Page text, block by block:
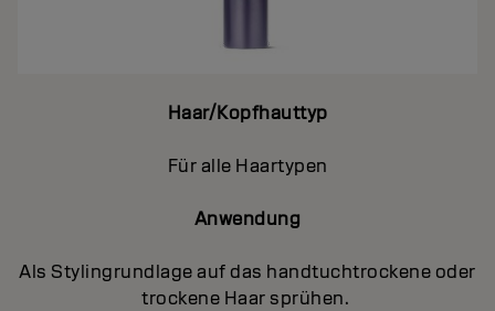
Haar/Kopfhauttyp
Für alle Haartypen
Anwendung
Als Stylingrundlage auf das handtuchtrockene oder
trockene Haar sprühen.